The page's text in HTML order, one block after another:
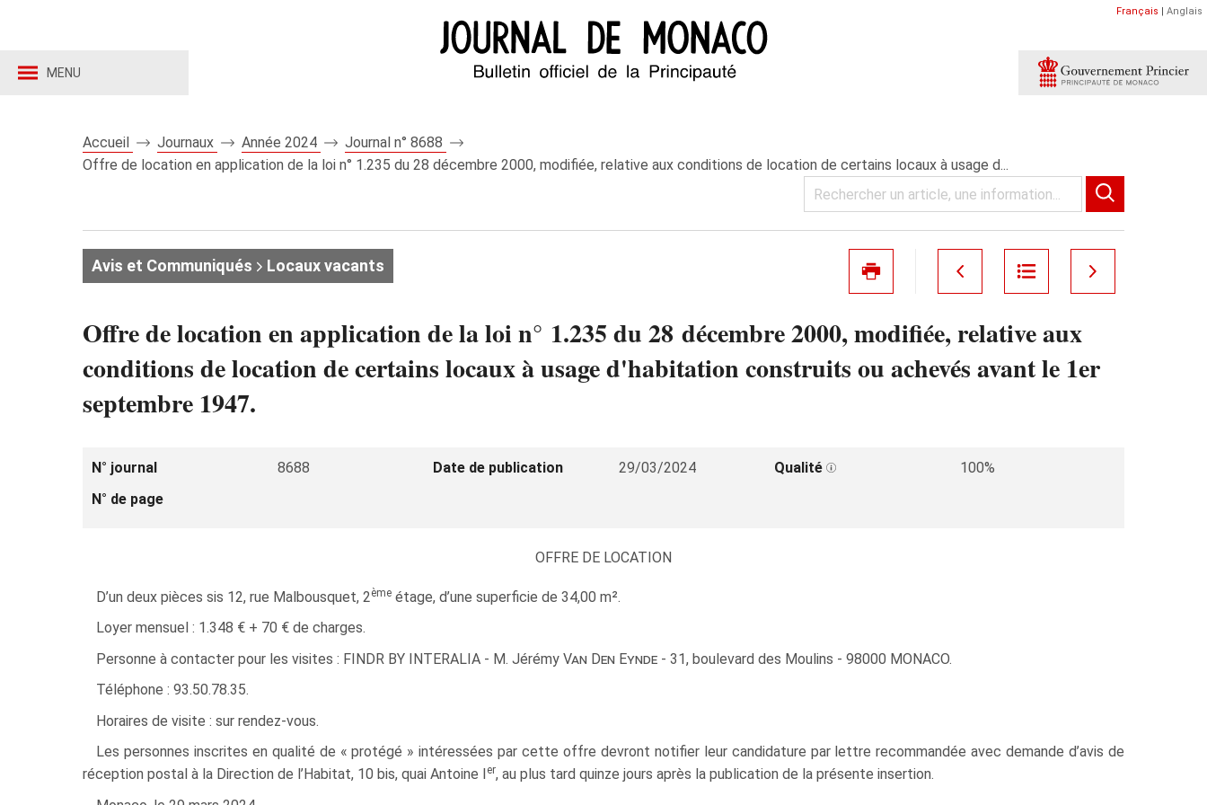
MENU
Français | Anglais
Accueil Journaux Année 2024
Journal n° 8688
Offre de location en application de la loi n° 1.235 du 28 décembre 2000, modifiée, relative aux conditions de location de certains locaux à usage d...
Avis et Communiqués Locaux vacants
Offre de location en application de la loi n° 1.235 du 28 décembre 2000, modifiée, relative aux
conditions de location de certains locaux à usage d'habitation construits ou achevés avant le 1er
septembre 1947.
N° journal 8688 Date de publication 29/03/2024 Qualité
100%
N° de page
OFFRE DE LOCATION
D’un deux pièces sis 12, rue Malbousquet, 2ème étage, d’une superficie de 34,00 m².
Loyer mensuel : 1.348 € + 70 € de charges.
Personne à contacter pour les visites : FINDR BY INTERALIA - M. JérémyVan Den Eynde - 31, boulevard des Moulins - 98000 MONACO.
Téléphone : 93.50.78.35.
Horaires de visite : sur rendez-vous.
Les personnes inscrites en qualité de « protégé » intéressées par cette offre devront notifier leur candidature par lettre recommandée avec demande d’avis de
réception postal à la Direction de l’Habitat, 10 bis, quai Antoine Ier, au plus tard quinze jours après la publication de la présente insertion.